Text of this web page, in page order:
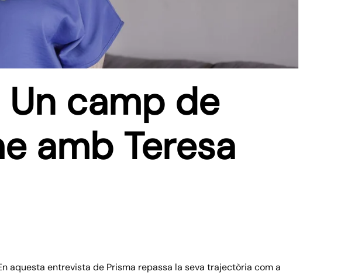
camp de
amb Teresa
aquesta entrevista de Prisma repassa la seva trajectòria com a